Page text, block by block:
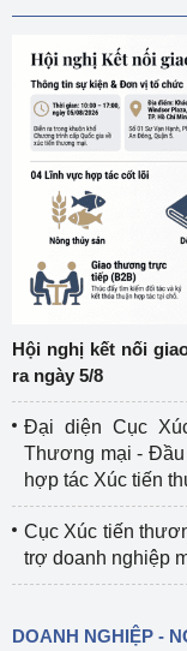
Hội nghị kết nối
ra ngày 5/8
Đại diện Cục
Thương mại - Đầu
hợp tác Xúc tiến
Cục Xúc tiến
trợ doanh nghiệp
DOANH NGHIỆP -